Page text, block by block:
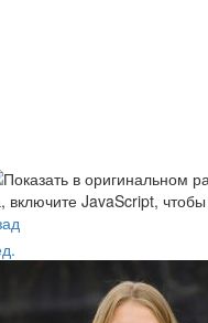
включите JavaScript,